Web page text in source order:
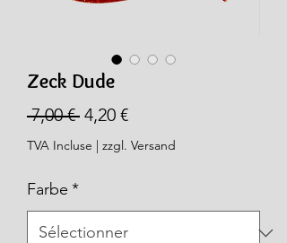
Zeck Dude
7,00 € Prix
original
4,20 €Prix
promotionnel
TVA Incluse | zzgl. Versand
Farbe *